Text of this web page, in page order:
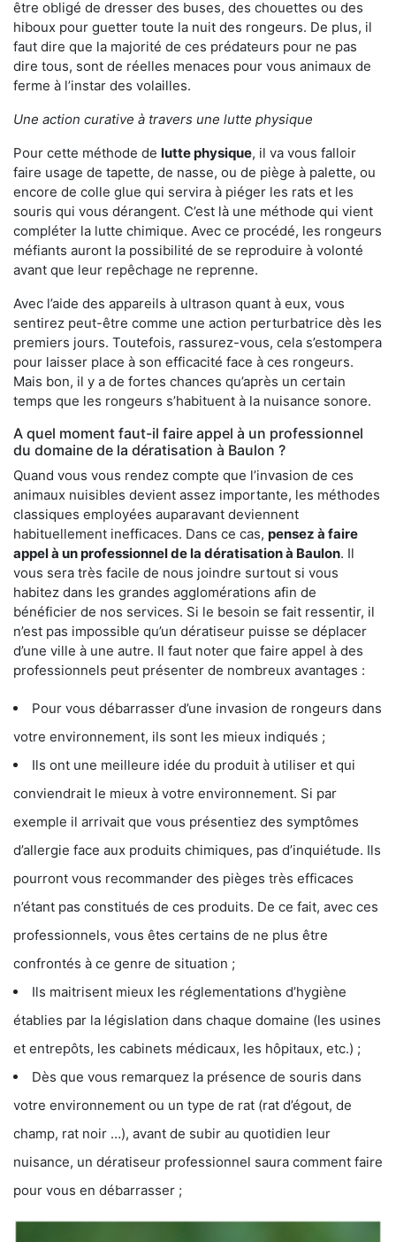
être obligé de dresser des buses, des chouettes ou des
hiboux pour guetter toute la nuit des rongeurs. De plus, il
faut dire que la majorité de ces prédateurs pour ne pas
dire tous, sont de réelles menaces pour vous animaux de
ferme à l’instar des volailles.
Une action curative à travers une lutte physique
Pour cette méthode de lutte physique, il va vous falloir
faire usage de tapette, de nasse, ou de piège à palette, ou
encore de colle glue qui servira à piéger les rats et les
souris qui vous dérangent. C’est là une méthode qui vient
compléter la lutte chimique. Avec ce procédé, les rongeurs
méfiants auront la possibilité de se reproduire à volonté
avant que leur repêchage ne reprenne.
Avec l’aide des appareils à ultrason quant à eux, vous
sentirez peut-être comme une action perturbatrice dès les
premiers jours. Toutefois, rassurez-vous, cela s’estompera
pour laisser place à son efficacité face à ces rongeurs.
Mais bon, il y a de fortes chances qu’après un certain
temps que les rongeurs s’habituent à la nuisance sonore.
A quel moment faut-il faire appel à un professionnel
du domaine de la dératisation à Baulon ?
Quand vous vous rendez compte que l’invasion de ces
animaux nuisibles devient assez importante, les méthodes
classiques employées auparavant deviennent
habituellement inefficaces. Dans ce cas, pensez à faire
appel à un professionnel de la dératisation à Baulon. Il
vous sera très facile de nous joindre surtout si vous
habitez dans les grandes agglomérations afin de
bénéficier de nos services. Si le besoin se fait ressentir, il
n’est pas impossible qu’un dératiseur puisse se déplacer
d’une ville à une autre. Il faut noter que faire appel à des
professionnels peut présenter de nombreux avantages :
Pour vous débarrasser d’une invasion de rongeurs dans
votre environnement, ils sont les mieux indiqués ;
Ils ont une meilleure idée du produit à utiliser et qui
conviendrait le mieux à votre environnement. Si par
exemple il arrivait que vous présentiez des symptômes
d’allergie face aux produits chimiques, pas d’inquiétude. Ils
pourront vous recommander des pièges très efficaces
n’étant pas constitués de ces produits. De ce fait, avec ces
professionnels, vous êtes certains de ne plus être
confrontés à ce genre de situation ;
Ils maitrisent mieux les réglementations d’hygiène
établies par la législation dans chaque domaine (les usines
et entrepôts, les cabinets médicaux, les hôpitaux, etc.) ;
Dès que vous remarquez la présence de souris dans
votre environnement ou un type de rat (rat d’égout, de
champ, rat noir …), avant de subir au quotidien leur
nuisance, un dératiseur professionnel saura comment faire
pour vous en débarrasser ;